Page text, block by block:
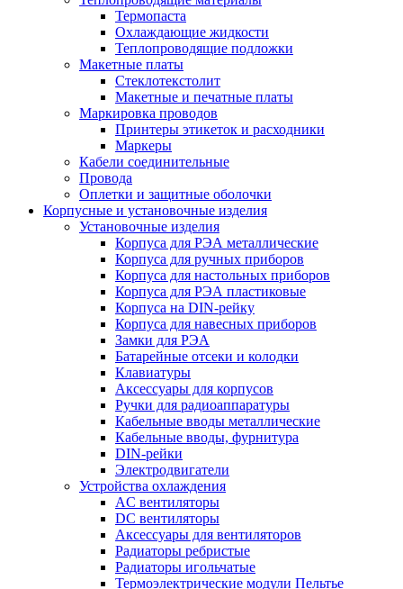
Термопаста
Охлаждающие жидкости
Теплопроводящие подложки
Макетные платы
Стеклотекстолит
Макетные и печатные платы
Маркировка проводов
Принтеры этикеток и расходники
Маркеры
Кабели соединительные
Провода
Оплетки и защитные оболочки
Корпусные и установочные изделия
Установочные изделия
Корпуса для РЭА металлические
Корпуса для ручных приборов
Корпуса для настольных приборов
Корпуса для РЭА пластиковые
Корпуса на DIN-рейку
Корпуса для навесных приборов
Замки для РЭА
Батарейные отсеки и колодки
Клавиатуры
Аксессуары для корпусов
Ручки для радиоаппаратуры
Кабельные вводы металлические
Кабельные вводы, фурнитура
DIN-рейки
Электродвигатели
Устройства охлаждения
AC вентиляторы
DC вентиляторы
Аксессуары для вентиляторов
Радиаторы ребристые
Радиаторы игольчатые
Термоэлектрические модули Пельтье